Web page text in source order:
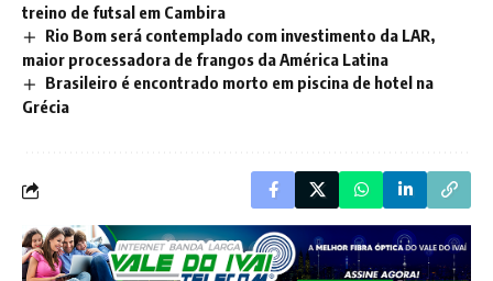
treino de futsal em Cambira
Rio Bom será contemplado com investimento da LAR,
maior processadora de frangos da América Latina
Brasileiro é encontrado morto em piscina de hotel na
Grécia